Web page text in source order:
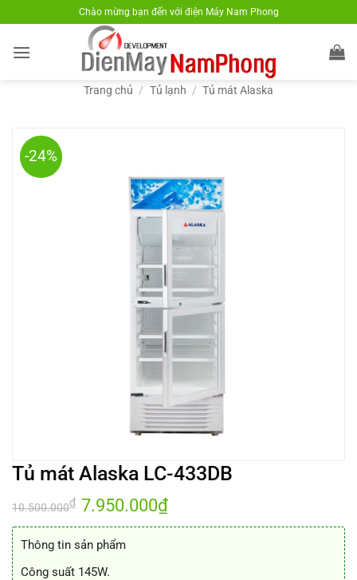
qua
nội
Chào mừng bạn đến với điện Máy Nam Phong
Trang chủ / Tủ lạnh / Tủ mát Alaska
-24%
Tủ mát Alaska LC-433DB
10.500.000₫ Giá
gốc
là:
7.950.000₫Giá
tại
Thông tin sản phẩm
Công suất 145W.